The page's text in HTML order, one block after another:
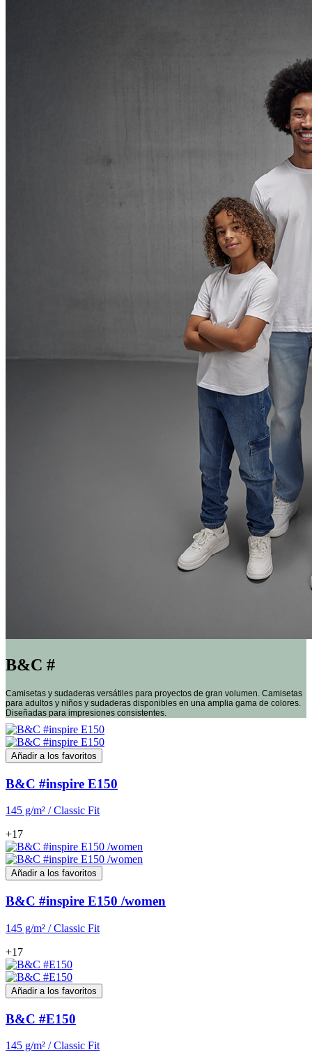
B&C #
Camisetas y sudaderas versátiles para proyectos de gran volumen. Camisetas
para adultos y niños y sudaderas disponibles en una amplia gama de colores.
Diseñadas para impresiones consistentes.
Añadir a los favoritos
B&C #inspire E150
145 g/m² / Classic Fit
+17
Añadir a los favoritos
B&C #inspire E150 /women
145 g/m² / Classic Fit
+17
Añadir a los favoritos
B&C #E150
145 g/m² / Classic Fit